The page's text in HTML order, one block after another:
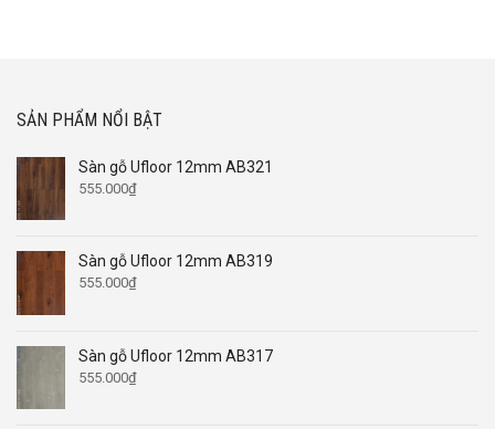
SẢN PHẨM NỔI BẬT
Sàn gỗ Ufloor 12mm AB321
555.000₫
Sàn gỗ Ufloor 12mm AB319
555.000₫
Sàn gỗ Ufloor 12mm AB317
555.000₫